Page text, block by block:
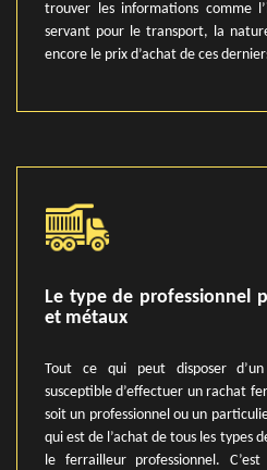
trouver les informations comme
servant pour le transport, la
encore le prix d’achat de ces
Le type de professionnel
et métaux
Tout ce qui peut disposer
susceptible d’effectuer un rachat
soit un professionnel ou un
qui est de l’achat de tous les types
le ferrailleur professionnel.